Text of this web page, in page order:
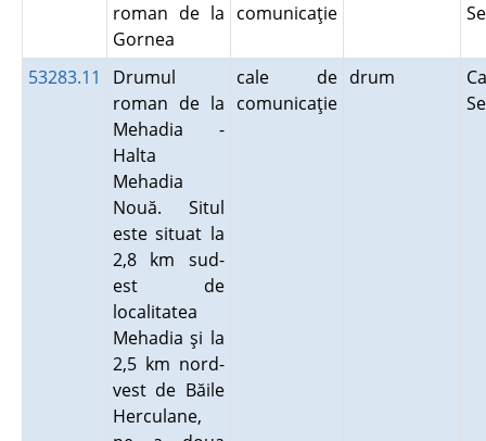
roman de la
Gornea
comunicaţie
53283.11
Drumul
roman de la
Mehadia -
Halta
Mehadia
Nouă. Situl
este situat la
2,8 km sud-
est de
localitatea
Mehadia şi la
2,5 km nord-
vest de Băile
Herculane,
cale de
comunicaţie
drum